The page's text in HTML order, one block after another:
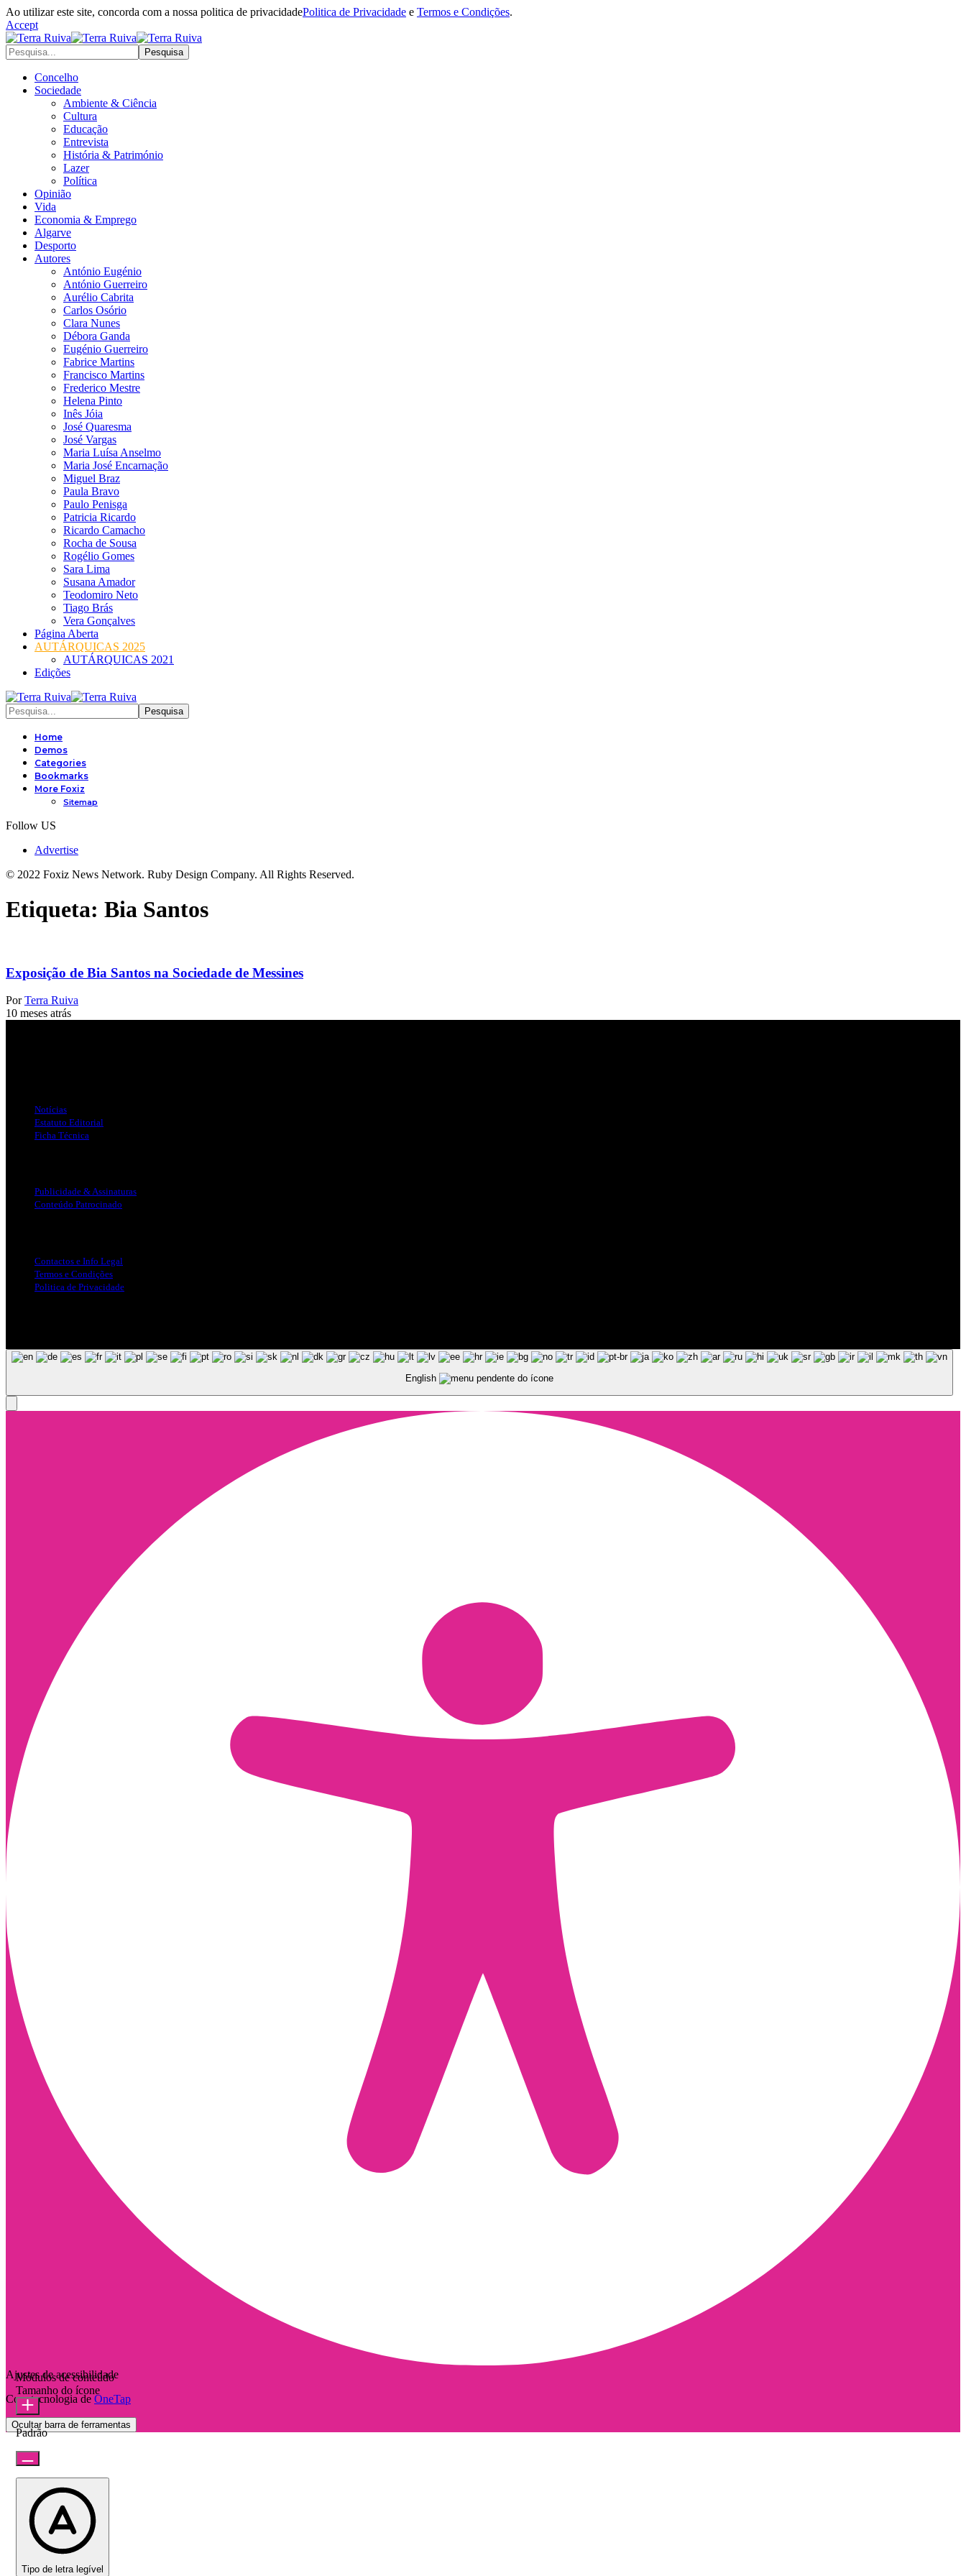
Ao utilizar este site, concorda com a nossa politica de privacidadePolitica de Privacidade e Termos e Condições.
Accept
Concelho
Sociedade
Ambiente & Ciência
Cultura
Educação
Entrevista
História & Património
Lazer
Política
Opinião
Vida
Economia & Emprego
Algarve
Desporto
Autores
António Eugénio
António Guerreiro
Aurélio Cabrita
Carlos Osório
Clara Nunes
Débora Ganda
Eugénio Guerreiro
Fabrice Martins
Francisco Martins
Frederico Mestre
Helena Pinto
Inês Jóia
José Quaresma
José Vargas
Maria Luísa Anselmo
Maria José Encarnação
Miguel Braz
Paula Bravo
Paulo Penisga
Patricia Ricardo
Ricardo Camacho
Rocha de Sousa
Rogélio Gomes
Sara Lima
Susana Amador
Teodomiro Neto
Tiago Brás
Vera Gonçalves
Página Aberta
AUTÁRQUICAS 2025
AUTÁRQUICAS 2021
Edições
Home
Demos
Categories
Bookmarks
More Foxiz
Sitemap
Follow US
Advertise
© 2022 Foxiz News Network. Ruby Design Company. All Rights Reserved.
Etiqueta: Bia Santos
Exposição de Bia Santos na Sociedade de Messines
Por Terra Ruiva
10 meses atrás
Notícias
Estatuto Editorial
Ficha Técnica
Publicidade & Assinaturas
Conteúdo Patrocinado
Contactos e Info Legal
Termos e Condições
Politica de Privacidade
English
Ajustes de acessibilidade
Com tecnologia de OneTap
Ocultar barra de ferramentas
Módulos de conteúdo
Tamanho do ícone
Padrão
Tipo de letra legível